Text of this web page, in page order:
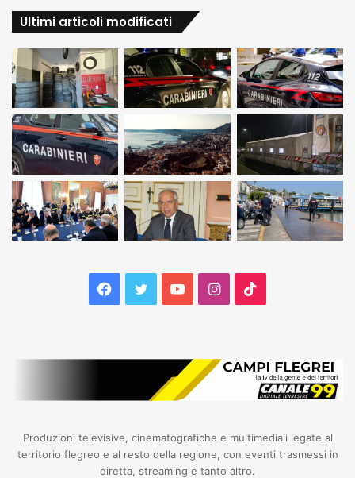
Ultimi articoli modificati
Facebook
TwitterYouTubeInstagram
Produzioni televisive, cinematografiche e multimediali legate al
territorio flegreo e al resto della regione, con eventi trasmessi in
diretta, streaming e tanto altro.